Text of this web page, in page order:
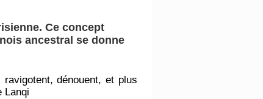
Ce concept
ancestral se donne
dénouent, et plus
Lanqi